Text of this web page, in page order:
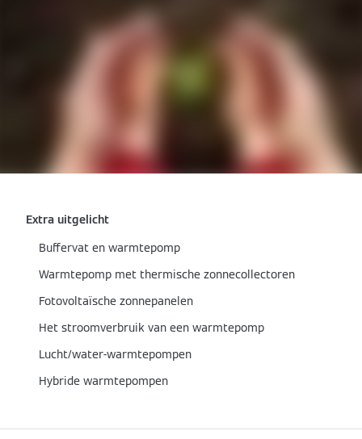
Extra uitgelicht
Buffervat en warmtepomp
Warmtepomp met thermische zonnecollectoren
Fotovoltaïsche zonnepanelen
Het stroomverbruik van een warmtepomp
Lucht/water-warmtepompen
Hybride warmtepompen